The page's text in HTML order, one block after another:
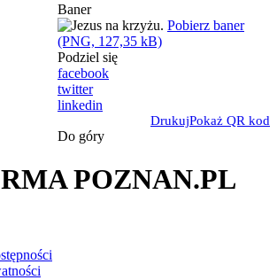
Baner
Pobierz baner
(PNG, 127,35 kB)
Podziel się
facebook
twitter
linkedin
DrukujPokaż QR kod
Do góry
POZNAN.PL